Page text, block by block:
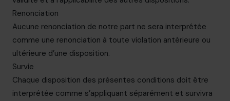
Renonciation
Aucune renonciation de notre part ne sera interprétée
comme une renonciation à toute violation antérieure ou
ultérieure d’une disposition.
Survie
Chaque disposition des présentes conditions doit être
interprétée comme s’appliquant séparément et survivra